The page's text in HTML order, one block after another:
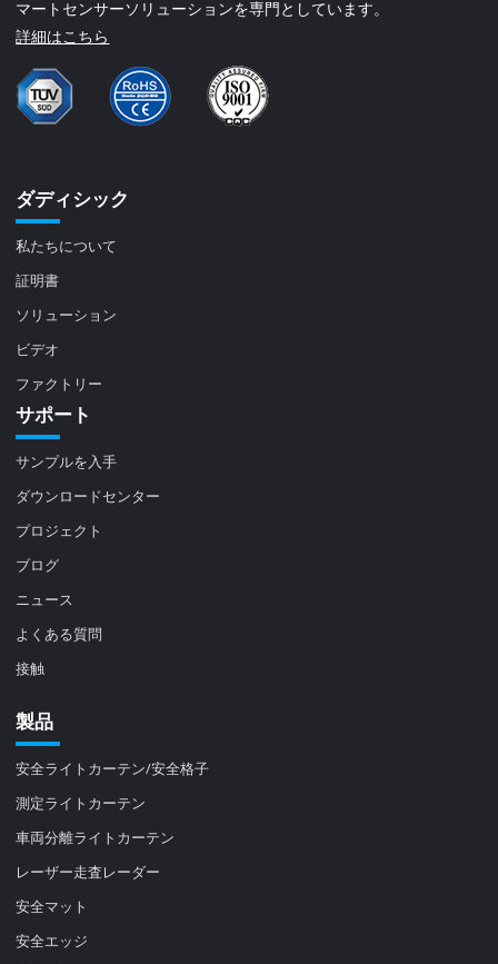
マートセンサーソリューションを専門としています。
詳細はこちら
ダディシック
私たちについて
証明書
ソリューション
ビデオ
ファクトリー
サポート
サンプルを入手
ダウンロードセンター
プロジェクト
ブログ
ニュース
よくある質問
接触
製品
安全ライトカーテン/安全格子
測定ライトカーテン
車両分離ライトカーテン
レーザー走査レーダー
安全マット
安全エッジ